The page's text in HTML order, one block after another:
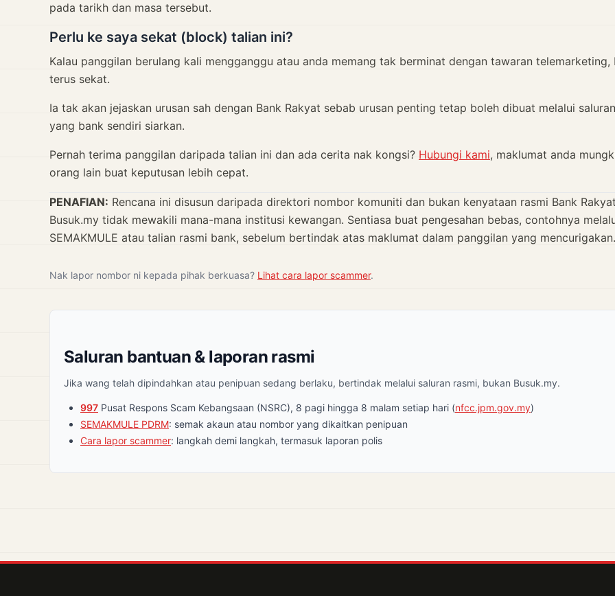
pada tarikh dan masa tersebut.
Perlu ke saya sekat (block) talian ini?
Kalau panggilan berulang kali mengganggu atau anda memang tak berminat dengan tawaran telemarketing,
terus sekat.
Ia tak akan jejaskan urusan sah dengan Bank Rakyat sebab urusan penting tetap boleh dibuat melalui
yang bank sendiri siarkan.
Pernah terima panggilan daripada talian ini dan ada cerita nak kongsi? Hubungi kami, maklumat anda
orang lain buat keputusan lebih cepat.
PENAFIAN: Rencana ini disusun daripada direktori nombor komuniti dan bukan kenyataan rasmi Bank
Busuk.my tidak mewakili mana-mana institusi kewangan. Sentiasa buat pengesahan bebas, contohnya
SEMAKMULE atau talian rasmi bank, sebelum bertindak atas maklumat dalam panggilan yang mencurigakan.
Nak lapor nombor ni kepada pihak berkuasa? Lihat cara lapor scammer.
Saluran bantuan & laporan rasmi
Jika wang telah dipindahkan atau penipuan sedang berlaku, bertindak melalui saluran rasmi, bukan Busuk.my.
997 Pusat Respons Scam Kebangsaan (NSRC), 8 pagi hingga 8 malam setiap hari (nfcc.jpm.gov.my)
SEMAKMULE PDRM: semak akaun atau nombor yang dikaitkan penipuan
Cara lapor scammer: langkah demi langkah, termasuk laporan polis